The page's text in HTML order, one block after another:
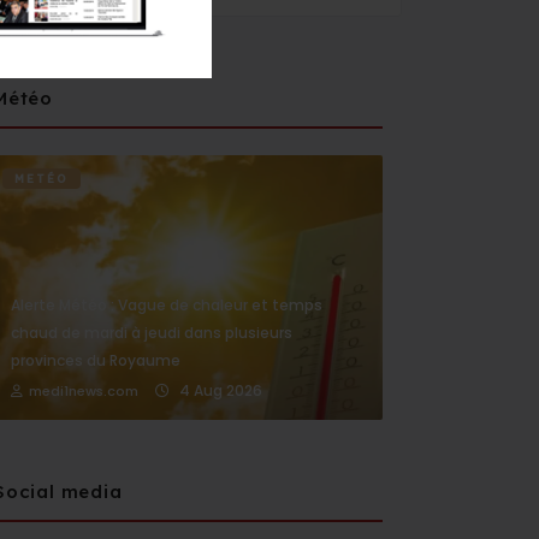
METÉO
Alerte Météo : Vague de chaleur et temps
chaud de mardi à jeudi dans plusieurs
provinces du Royaume
medi1news.com 4 Aug 2026
media